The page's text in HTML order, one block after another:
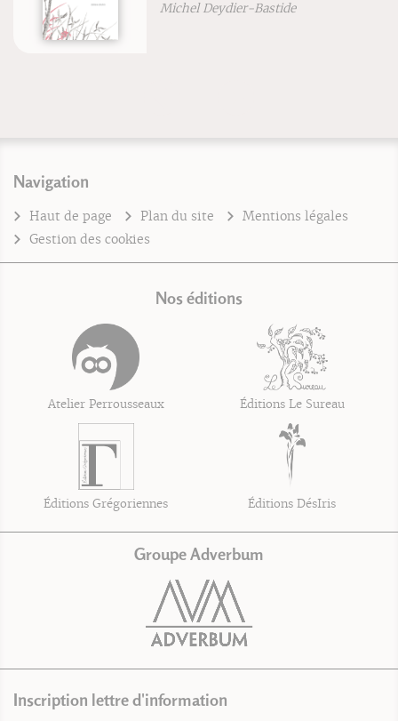
Michel Deydier-Bastide
Navigation
Haut de page Plan du site
Mentions légales
Gestion des cookies
Nos éditions
Atelier Perrousseaux Éditions Le Sureau
Éditions Grégoriennes Éditions DésIris
Groupe Adverbum
Inscription lettre d'information